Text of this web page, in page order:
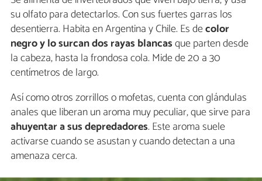
su olfato para detectarlos. Con sus fuertes garras los
desentierra. Habita en Argentina y Chile. Es decolor
negro y lo surcan dos rayas blancasque parten desde
la cabeza, hasta la frondosa cola. Mide de 20 a 30
centímetros de largo.
Así como otros zorrillos o mofetas, cuenta con glándulas
anales que liberan un aroma muy peculiar, que sirve para
ahuyentar a sus depredadores. Este aroma suele
activarse cuando se asustan y cuando detectan a una
amenaza cerca.